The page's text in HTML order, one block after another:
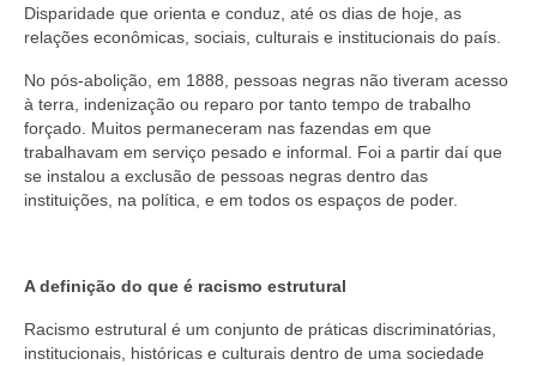
Disparidade que orienta e conduz, até os dias de hoje, as
relações econômicas, sociais, culturais e institucionais do país.
No pós-abolição, em 1888, pessoas negras não tiveram acesso
à terra, indenização ou reparo por tanto tempo de trabalho
forçado. Muitos permaneceram nas fazendas em que
trabalhavam em serviço pesado e informal. Foi a partir daí que
se instalou a exclusão de pessoas negras dentro das
instituições, na política, e em todos os espaços de poder.
A definição do que é racismo estrutural
Racismo estrutural é um conjunto de práticas discriminatórias,
institucionais, históricas e culturais dentro de uma sociedade